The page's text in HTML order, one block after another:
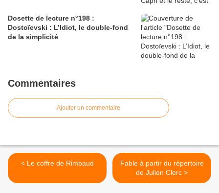
Dosette de lecture n°198 :
Dostoïevski : L’Idiot, le double-fond
de la simplicité
Commentaires
Ajouter un commentaire
< Le coffre de Rimbaud
Fable à partir du répertoire
de Julien Clerc >